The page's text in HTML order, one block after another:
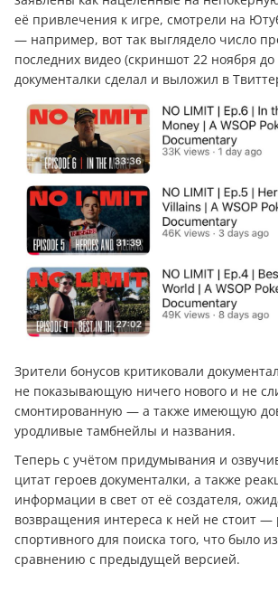
её привлечения к игре, смотрели на
— например, вот так выглядело число
последних видео (скриншот 22 ноября до
документалки сделал и выложил в
Зрители бонусов критиковали
не показывающую ничего нового и не
смонтированную — а также имеющую
уродливые тамбнейлы и названия.
Теперь с учётом придумывания и
цитат героев документалки, а также
информации в свет от её создателя,
возвращения интереса к ней не стоит —
спортивного для поиска того, что было
сравнению с предыдущей версией.